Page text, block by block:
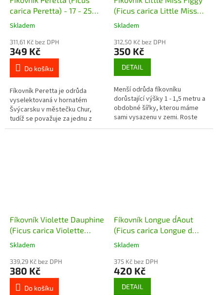
carica Peretta) - 17 - 25
cm
Skladem
311,61 Kč bez DPH
349 Kč
Do košíku
Fíkovník Peretta je odrůda
vyselektovaná v hornatém
Švýcarsku v městečku Chur,
tudíž se považuje za jednu z
nejodolnějších odrůd fíkovníků a
(Ficus carica Little Miss
Figgy)
Skladem
312,50 Kč bez DPH
350 Kč
DETAIL
Menší odrůda fíkovníku
dorůstající výšky 1 - 1,5 metru a
obdobné šířky, kterou máme
sami vysazenu v zemi. Roste
keřovitě, výhony se drží spíše u
Fíkovník Violette Dauphine
(Ficus carica Violette
Dauphine) - 60 - 80 cm
Skladem
339,29 Kč bez DPH
380 Kč
Do košíku
Fíkovník Longue d´Aout
(Ficus carica Longue d
´Aout)
Skladem
375 Kč bez DPH
420 Kč
DETAIL